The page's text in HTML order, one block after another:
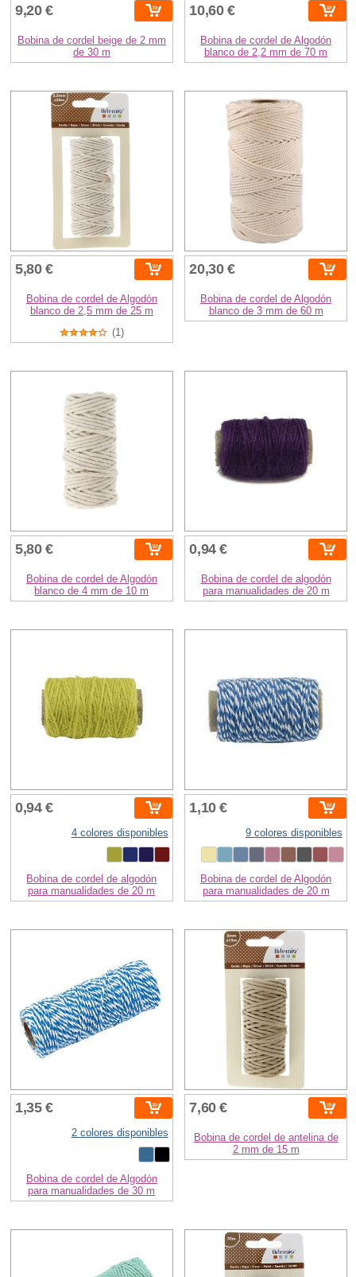
9,20 €
Bobina de cordel beige de 2 mm
de 30 m
10,60 €
Bobina de cordel de Algodón
blanco de 2,2 mm de 70 m
5,80 €
Bobina de cordel de Algodón
blanco de 2,5 mm de 25 m
(1)
20,30 €
Bobina de cordel de Algodón
blanco de 3 mm de 60 m
5,80 €
Bobina de cordel de Algodón
blanco de 4 mm de 10 m
0,94 €
Bobina de cordel de algodón
para manualidades de 20 m
0,94 €
4 colores disponibles
Bobina de cordel de algodón
para manualidades de 20 m
1,10 €
9 colores disponibles
Bobina de cordel de Algodón
para manualidades de 20 m
1,35 €
2 colores disponibles
Bobina de cordel de Algodón
para manualidades de 30 m
7,60 €
Bobina de cordel de antelina de
2 mm de 15 m